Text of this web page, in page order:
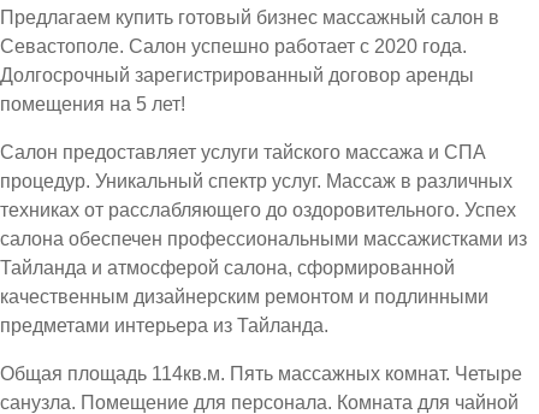
Предлагаем купить готовый бизнес массажный салон в
Севастополе. Салон успешно работает с 2020 года.
Долгосрочный зарегистрированный договор аренды
помещения на 5 лет!
Салон предоставляет услуги тайского массажа и СПА
процедур. Уникальный спектр услуг. Массаж в различных
техниках от расслабляющего до оздоровительного. Успех
салона обеспечен профессиональными массажистками из
Тайланда и атмосферой салона, сформированной
качественным дизайнерским ремонтом и подлинными
предметами интерьера из Тайланда.
Общая площадь 114кв.м. Пять массажных комнат. Четыре
санузла. Помещение для персонала. Комната для чайной